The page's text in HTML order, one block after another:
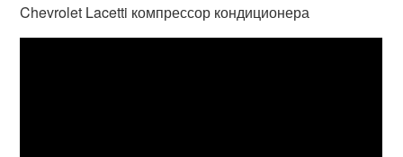
Chevrolet Lacetti компрессор кондиционера